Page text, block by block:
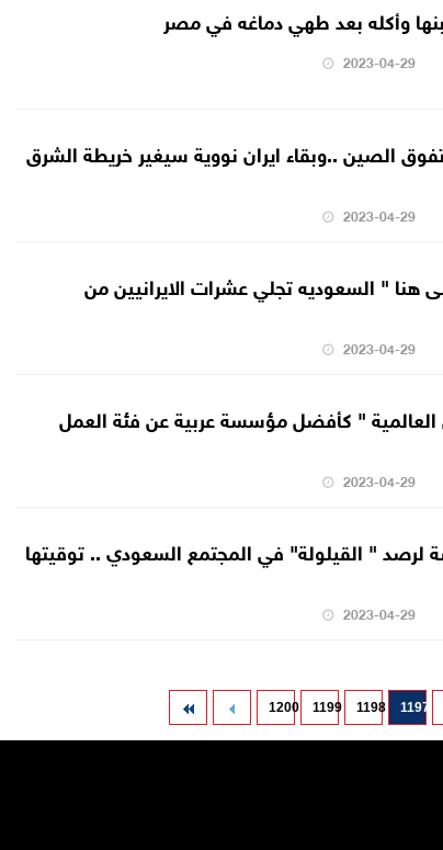
وأكله بعد طهي دماغه في مصر
2023-04-29
تفوق الصين ..وبقاء ايران نووية سيغير خريطة الشرق
2023-04-29
هنا " السعوديه تجلي عشرات الايرانيين من
2023-04-29
العالمية " كأفضل مؤسسة عربية عن فئة العمل
2023-04-29
لرصد " القيلولة" في المجتمع السعودي .. توقيتها
2023-04-29
1197
1198
1199
1200